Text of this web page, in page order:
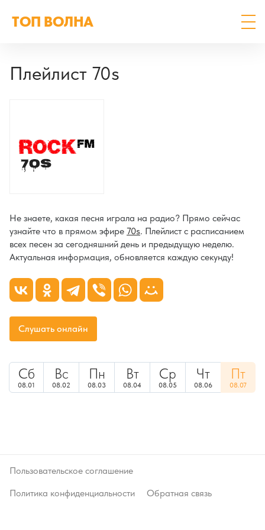
ТОП ВОЛНА
Плейлист 70s
Не знаете, какая песня играла на радио? Прямо сейчас
узнайте что в прямом эфире 70s. Плейлист с расписанием
всех песен за сегодняшний день и предыдущую неделю.
Актуальная информация, обновляется каждую секунду!
Слушать онлайн
Сб
08.01
Вс
08.02
Пн
08.03
Вт
08.04
Ср
08.05
Чт
08.06
Пт
08.07
Пользовательское соглашение
Политика конфиденциальности
Обратная связь